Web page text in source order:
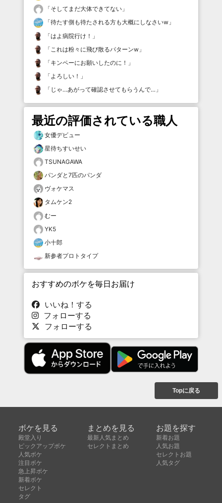
「そしてまだ大体できてない 」
「待たす側も待たされる方も大概にしなさいw 」
「はよ病院行け！ 」
「 これは粉々に飛び散るパターンw 」
「キンペーにお願いしたのに！ 」
「よろしい！ 」
「 じゃ…あがって確認させてもらうんで… 」
最近の評価されている職人
女優デビュー
星待ちすいせい
TSUNAGAWA
パンダと7匹のパンダ
ヴォケマス
タムケン2
むー
YK5
小十郎
新参者プロトタイプ
おすすめのボケを毎日お届け
いいね！する
フォローする
フォローする
Topに戻る
ボケを見る
殿堂入り
ピックアップボケ
人気ボケ
注目ボケ
急上昇ボケ
新着ボケ
セレクト
タグ
まとめを見る
最新人気まとめ
セレクトまとめ
お題を探す
新着お題
人気お題
セレクトお題
人気タグ